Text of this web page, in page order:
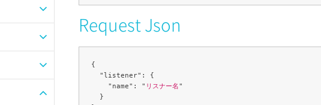
Request Json
{
  "listener": {
    "name": "
リスナー名"
  }